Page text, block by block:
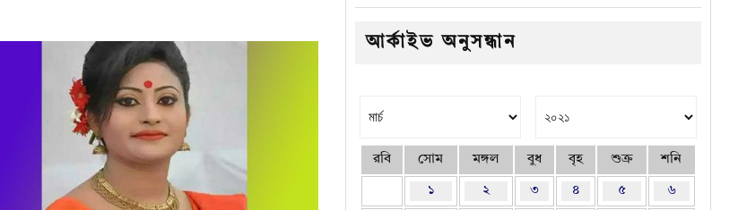
আর্কাইভ অনুসন্ধান
রবি সোম মঙ্গল বুধ বৃহ শুক্র শনি
১ ২ ৩ ৪ ৫ ৬